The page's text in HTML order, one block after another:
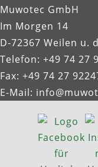
Muwotec GmbH
Im Morgen 14
D-72367 Weilen u.
Telefon: +49 74 27
Fax: +49 74 27
E-Mail: